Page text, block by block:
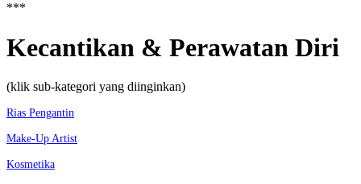
***
Kecantikan & Perawatan Diri
(klik sub-kategori yang diinginkan)
Rias Pengantin
Make-Up Artist
Kosmetika